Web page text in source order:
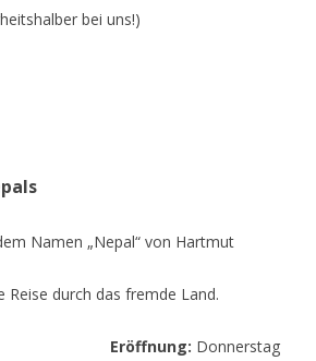
bei uns!)
Namen „Nepal“ von Hartmut
Reise durch das fremde Land.
Eröffnung: Donnerstag